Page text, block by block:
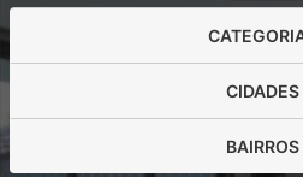
CIDADES
BAIRROS